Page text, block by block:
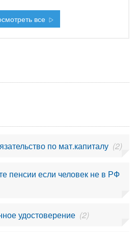
все
по мат.капиталу (2)
пенсии если человек не в РФ
удостоверение (2)